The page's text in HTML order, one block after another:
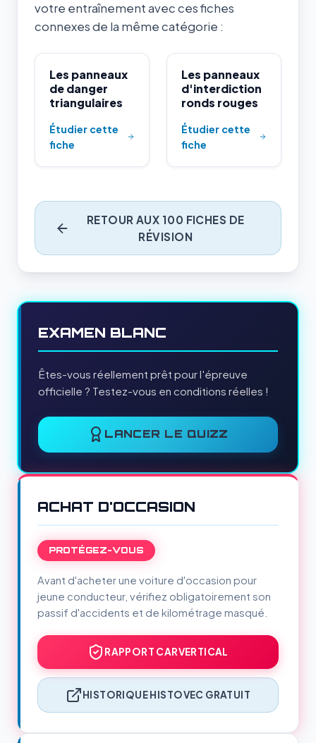
votre entraînement avec ces fiches
connexes de la même catégorie :
Les panneaux
de danger
triangulaires
Étudier cette
fiche
Les panneaux
d'interdiction
ronds rouges
Étudier cette
fiche
RETOUR AUX 100 FICHES DE
RÉVISION
EXAMEN BLANC
Êtes-vous réellement prêt pour l'épreuve
officielle ? Testez-vous en conditions réelles !
LANCER LE QUIZZ
ACHAT D'OCCASION
PROTÉGEZ-VOUS
Avant d'acheter une voiture d'occasion pour
jeune conducteur, vérifiez obligatoirement son
passif d'accidents et de kilométrage masqué.
RAPPORT CARVERTICAL
HISTORIQUE HISTOVEC GRATUIT